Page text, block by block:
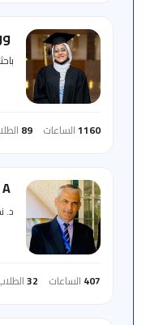
1160الساعات 89
د.
407 الساعات 32